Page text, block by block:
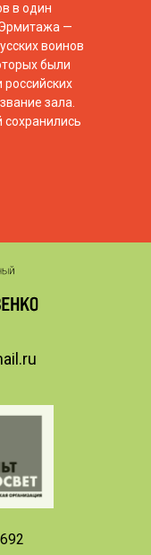
в один
—
воинов
были
зала.
сохранились